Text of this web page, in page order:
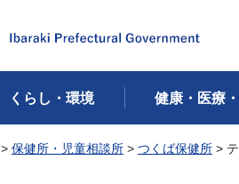
くらし・環境 健康・医療
> 保健所・児童相談所 > つくば保健所 >